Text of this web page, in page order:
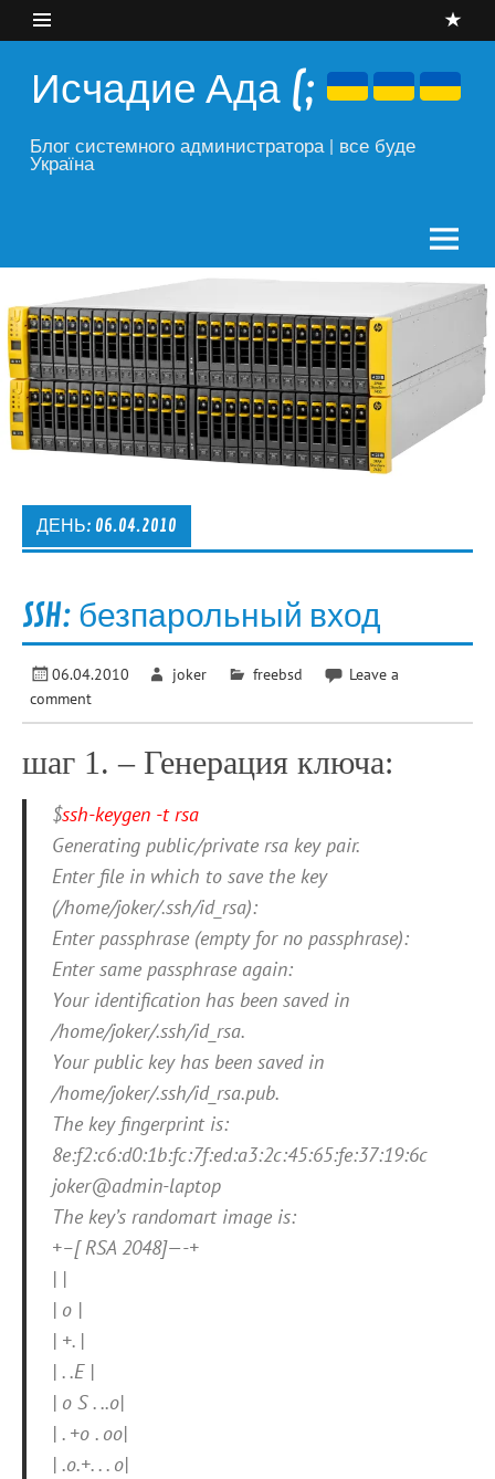
content
Исчадие Ада (;
Блог системного администратора | все буде
Україна
ДЕНЬ: 06.04.2010
SSH: безпарольный вход
06.04.2010 joker freebsd
Leave a
comment
шаг 1. – Генерация ключа:
$ssh-keygen -t rsa
Generating public/private rsa key pair.
Enter file in which to save the key
(/home/joker/.ssh/id_rsa):
Enter passphrase (empty for no passphrase):
Enter same passphrase again:
Your identification has been saved in
/home/joker/.ssh/id_rsa.
Your public key has been saved in
/home/joker/.ssh/id_rsa.pub.
The key fingerprint is:
8e:f2:c6:d0:1b:fc:7f:ed:a3:2c:45:65:fe:37:19:6c
joker@admin-laptop
The key’s randomart image is:
+–[ RSA 2048]—-+
| |
| o |
| +. |
| . .E |
| o S . ..o|
| . +o . oo|
| .o.+. . . o|